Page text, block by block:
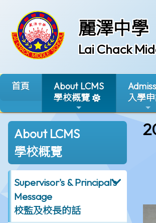
麗澤中學
Lai Chack
首頁
About LCMS
學校概覽
入學
About LCMS
學校概覽
Supervisor's & Principal's
Message
校監及校長的話